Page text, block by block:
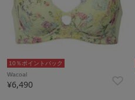
10％ポイントバック
Wacoal
¥6,490